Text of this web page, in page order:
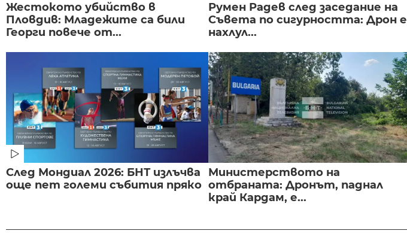
Жестокото убийство в
Пловдив: Младежите са били
Георги повече от...
Румен Радев след заседание на
Съвета по сигурността: Дрон е
нахлул...
След Мондиал 2026: БНТ излъчва
още пет големи събития пряко
Министерството на
отбраната: Дронът, паднал
край Кардам, е...